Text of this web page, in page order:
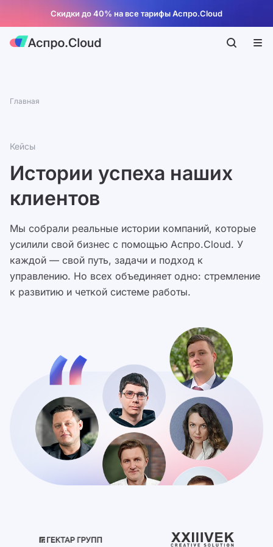
Скидки до 40% на все тарифы Аспро.Cloud
Главная
Кейсы
Истории успеха наших
клиентов
Мы собрали реальные истории компаний, которые
усилили свой бизнес с помощью Аспро.Cloud. У
каждой — свой путь, задачи и подход к
управлению. Но всех объединяет одно: стремление
к развитию и четкой системе работы.